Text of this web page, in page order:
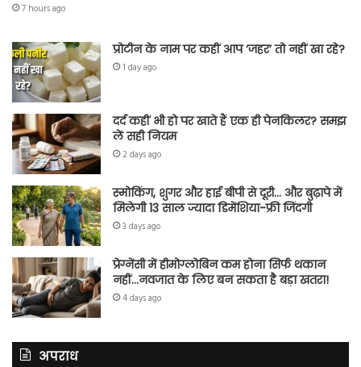
7 hours ago
प्रोटीन के नाम पर कहीं आप ‘जहर’ तो नहीं खा रहे?
1 day ago
दर्द कहीं भी हो पर खाते हैं एक ही पेनकिलर? समझ
लें सही नियम
2 days ago
स्मोकिंग, शुगर और हाई बीपी से दूरी… और बुढ़ापे में
मिलेगी 13 साल ज्यादा डिमेंशिया-फ्री जिंदगी
3 days ago
प्रेग्नेंसी में हीमोग्लोबिन कम होना सिर्फ थकान
नहीं…नवजात के लिए बन सकता है बड़ा खतरा!
4 days ago
अपराध